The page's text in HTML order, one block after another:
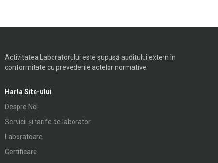
Activitatea Laboratorului este supusă auditului extern în
conformitate cu prevederile actelor normative.
Harta Site-ului
Despre Noi
Servicii și tarife de laborator
Laboratoare
Certificare